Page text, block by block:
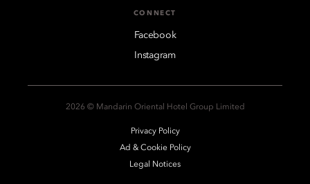
CONNECT
Facebook
Instagram
2026 © Mandarin Oriental Hotel Group Limited
Privacy Policy
Ad & Cookie Policy
Legal Notices